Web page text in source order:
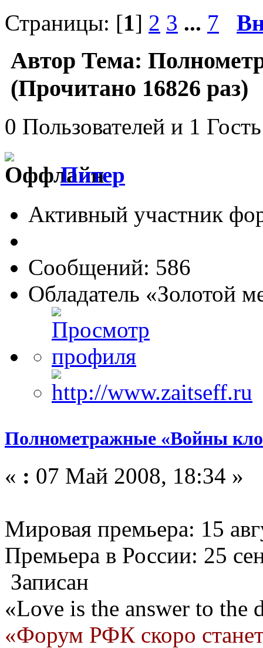
Страницы: [1] 2 3 ... 7
Автор Тема:
(Прочитано 16826 раз)
0 Пользователей и 1
Питер
Активный участник
Сообщений: 586
Обладатель «Золотой
Полнометражные «Войны
« : 07 Май 2008, 18:34 »
Мировая премьера: 15
Премьера в России: 25
Записан
«Love is the answer to the
«Форум РФК скоро